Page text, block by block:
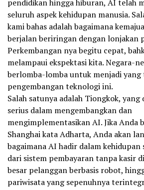
pendidikan hingga hiburan, AI telah
seluruh aspek kehidupan manusia.
kami bahas adalah bagaimana
berjalan beriringan dengan lonjakan
Perkembangan nya begitu cepat,
melampaui ekspektasi kita. Negara-
berlomba-lomba untuk menjadi yang
pengembangan teknologi ini.
Salah satunya adalah Tiongkok, yang
serius dalam mengembangkan dan
mengimplementasikan AI. Jika Anda
Shanghai kata Adharta, Anda akan
bagaimana AI hadir dalam
dari sistem pembayaran tanpa kasir
besar pelanggan berbasis robot,
pariwisata yang sepenuhnya